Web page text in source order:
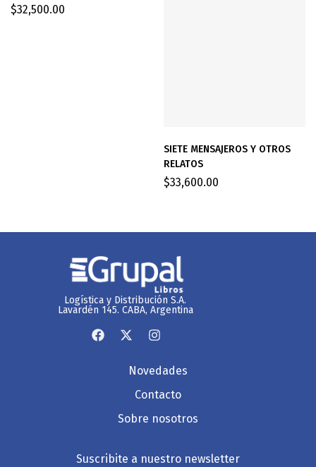
$32,500.00
SIETE MENSAJEROS Y OTROS
RELATOS
$33,600.00
Logística y Distribución S.A.
Lavardén 145. CABA, Argentina
Novedades
Contacto
Sobre nosotros
Suscribite a nuestro newsletter